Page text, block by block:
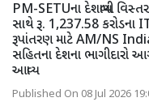
PM-SETUના દેશવ્યાપી
સાથે રૂ. 1,237.58 કરોડના
રૂપાંતરણ માટે AM/NS
સહિતના દેશના ભાગીદારો
આવ્યા
Published On 08 Jul 2026